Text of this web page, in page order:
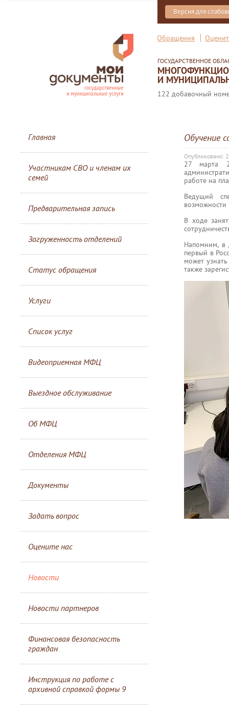
Версия для
Обращения
ГОСУДАРСТВЕННОЕ
И
122 добавочный
Главная
Участникам СВО и членам их
семей
Предварительная запись
Загруженность отделений
Статус обращения
Услуги
Список услуг
Видеоприемная МФЦ
Выездное обслуживание
Об МФЦ
Отделения МФЦ
Документы
Задать вопрос
Оцените нас
Новости
Новости партнеров
Финансовая безопасность
граждан
Инструкция по работе с
архивной справкой формы 9
Обучение
Опубликовано:
27 марта
работе на
Ведущий
В ходе
Напомним, в
первый в
может
также